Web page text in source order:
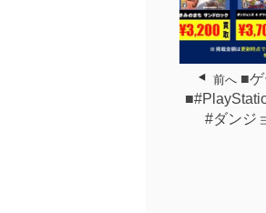
前へ ■
#ダンジ